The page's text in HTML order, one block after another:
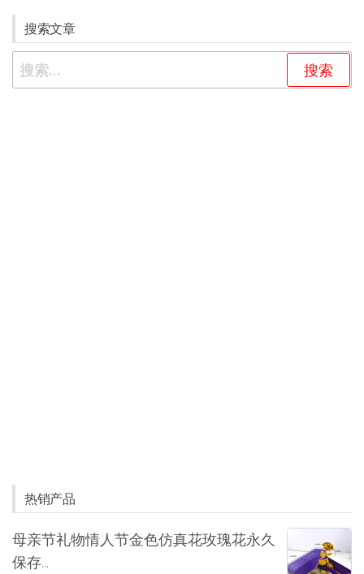
搜索文章
热销产品
母亲节礼物情人节金色仿真花玫瑰花永久
保存...